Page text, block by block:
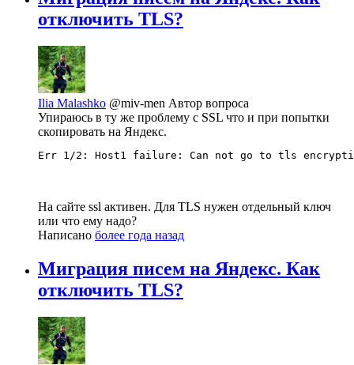
отключить TLS?
Ilia Malashko @miv-men Автор вопроса
Упираюсь в ту же проблему с SSL что и при попытки
скопировать на Яндекс.
Err 1/2: Host1 failure: Can not go to tls
На сайте ssl активен. Для TLS нужен отдельный ключ
или что ему надо?
Написано более года назад
Миграция писем на Яндекс. Как
отключить TLS?